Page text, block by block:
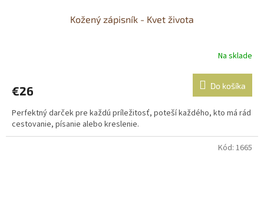
Kožený zápisník - Kvet života
Na sklade
€26 Do košíka
Perfektný darček pre každú príležitosť, poteší každého, kto má rád
cestovanie, písanie alebo kreslenie.
Kód: 1665